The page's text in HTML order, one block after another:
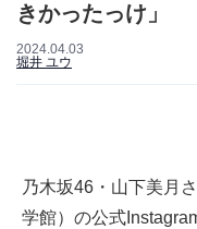
きかったっけ」
2024.04.03
堀井 ユウ
乃木坂46・山下美月
学館）の公式